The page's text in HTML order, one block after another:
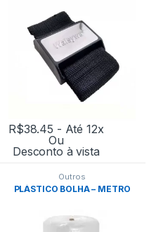
R$38.45 - Até 12x
Ou
Desconto à vista
Outros
PLÁSTICO BOLHA – METRO